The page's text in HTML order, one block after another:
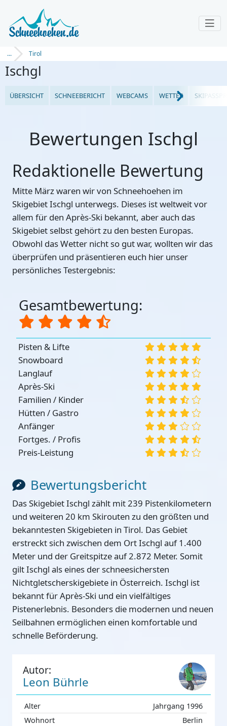
... Tirol
Ischgl
ÜBERSICHT SCHNEEBERICHT WEBCAMS WETTER
Bewertungen Ischgl
Redaktionelle Bewertung
Mitte März waren wir von Schneehoehen im
Skigebiet Ischgl unterwegs. Dieses ist weltweit vor
allem für den Après-Ski bekannt, aber auch das
Skigebiet selbst gehört zu den besten Europas.
Obwohl das Wetter nicht so gut war, wollten wir das
überprüfen und präsentieren euch hier unser
persönliches Testergebnis:
Gesamtbewertung:
Pisten & Lifte
Snowboard
Langlauf
Après-Ski
Familien / Kinder
Hütten / Gastro
Anfänger
Fortges. / Profis
Preis-Leistung
Bewertungsbericht
Das Skigebiet Ischgl zählt mit 239 Pistenkilometern
und weiteren 20 km Skirouten zu den größten und
bekanntesten Skigebieten in Tirol. Das Gebiet
erstreckt sich zwischen dem Ort Ischgl auf 1.400
Meter und der Greitspitze auf 2.872 Meter. Somit
gilt Ischgl als eines der schneesichersten
Nichtgletscherskigebiete in Österreich. Ischgl ist
bekannt für Après-Ski und ein vielfältiges
Pistenerlebnis. Besonders die modernen und neuen
Seilbahnen ermöglichen einen komfortable und
schnelle Beförderung.
Autor:
Leon Bührle
Alter
Jahrgang 1996
Wohnort
Berlin